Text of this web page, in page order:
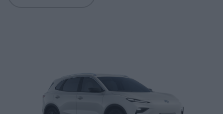
Luxembourg
Français